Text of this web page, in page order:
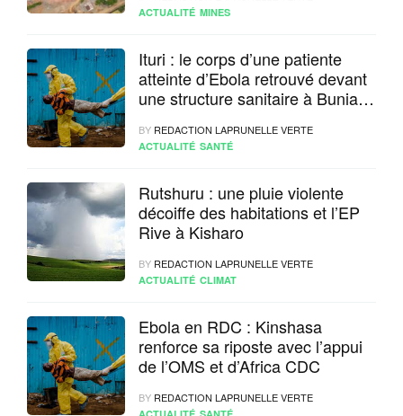
internationale
ACTUALITÉ MINES
Ituri : le corps d’une patiente
atteinte d’Ebola retrouvé devant
une structure sanitaire à Bunia,
vigilance
BY REDACTION LAPRUNELLE VERTE
ACTUALITÉ SANTÉ
Rutshuru : une pluie violente
décoiffe des habitations et l’EP
Rive à Kisharo
BY REDACTION LAPRUNELLE VERTE
ACTUALITÉ CLIMAT
Ebola en RDC : Kinshasa
renforce sa riposte avec l’appui
de l’OMS et d’Africa CDC
BY REDACTION LAPRUNELLE VERTE